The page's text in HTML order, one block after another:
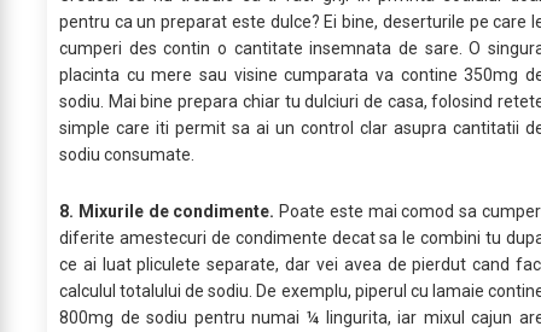
pentru ca un preparat este dulce? Ei bine, deserturile pe care
cumperi des contin o cantitate insemnata de sare. O
placinta cu mere sau visine cumparata va contine 350mg
sodiu. Mai bine prepara chiar tu dulciuri de casa, folosind
simple care iti permit sa ai un control clar asupra cantitatii
sodiu consumate.
8. Mixurile de condimente. Poate este mai comod sa
diferite amestecuri de condimente decat sa le combini tu
ce ai luat pliculete separate, dar vei avea de pierdut cand
calculul totalului de sodiu. De exemplu, piperul cu lamaie
800mg de sodiu pentru numai ¼ lingurita, iar mixul cajun